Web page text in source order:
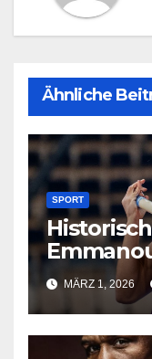
Ähnliche
SPORT
Bubkas
MÄRZ 1, 2026